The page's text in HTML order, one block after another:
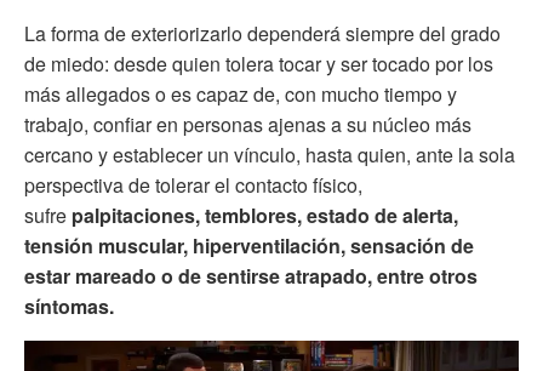
La forma de exteriorizarlo dependerá siempre del grado
de miedo: desde quien tolera tocar y ser tocado por los
más allegados o es capaz de, con mucho tiempo y
trabajo, confiar en personas ajenas a su núcleo más
cercano y establecer un vínculo, hasta quien, ante la sola
perspectiva de tolerar el contacto físico,
sufre palpitaciones, temblores, estado de alerta,
tensión muscular, hiperventilación, sensación de
estar mareado o de sentirse atrapado, entre otros
síntomas.